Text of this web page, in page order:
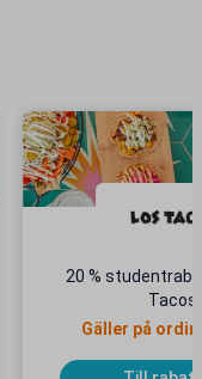
20 %
Tacos
Gäller på